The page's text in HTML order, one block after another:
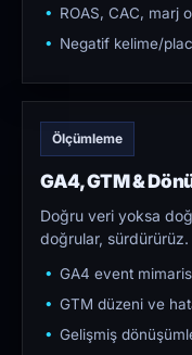
ROAS, CAC, marj
Negatif kelime/
Ölçümleme
GA4, GTM &
Doğru veri yoksa
doğrular, sürdürürüz.
GA4 event
GTM düzeni ve
Gelişmiş